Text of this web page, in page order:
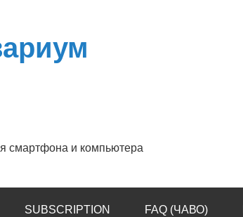
смартфона и компьютера
SUBSCRIPTION FAQ (ЧАВО)